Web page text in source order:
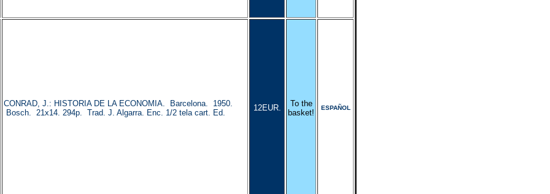
CONRAD, J.: HISTORIA DE LA ECONOMIA. Barcelona. 1950.
Bosch. 21x14. 294p. Trad. J. Algarra. Enc. 1/2 tela cart. Ed.
12EUR.
To the
basket!
ESPAÑOL